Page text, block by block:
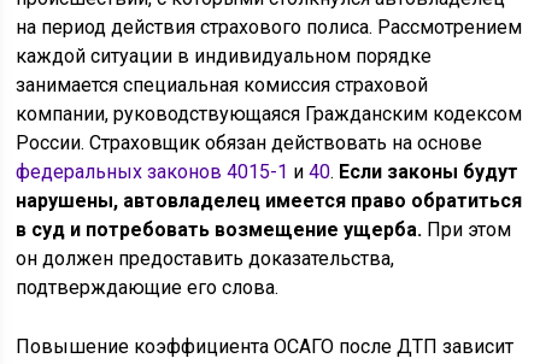
на период действия страхового полиса. Рассмотрением
каждой ситуации в индивидуальном порядке
занимается специальная комиссия страховой
компании, руководствующаяся Гражданским кодексом
России. Страховщик обязан действовать на основе
федеральных законов 4015-1 и40. Если законы будут
нарушены, автовладелец имеется право обратиться
в суд и потребовать возмещение ущерба. При этом
он должен предоставить доказательства,
подтверждающие его слова.
Повышение коэффициента ОСАГО после ДТП зависит